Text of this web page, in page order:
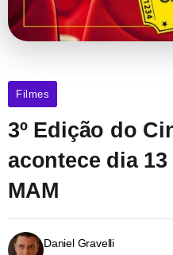
Filmes
3º Edição do
acontece dia
MAM
Daniel Gravelli